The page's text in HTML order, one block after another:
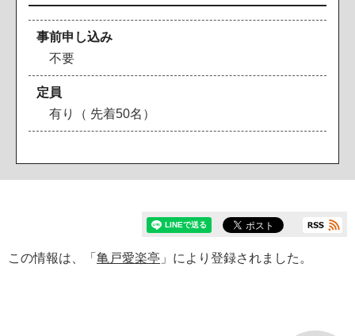
事前申し込み
不要
定員
有り（ 先着50名）
この情報は、「 亀戸愛楽亭 」により登録されました。